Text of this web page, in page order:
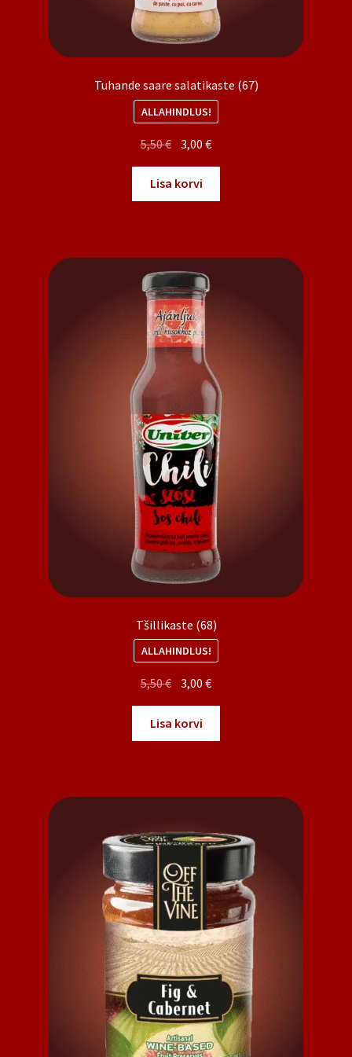
Tuhande saare salatikaste (67)
ALLAHINDLUS!
5,50€ Algne
oli:
5,50 €.
3,00€Praegune
3,00 €.
Lisa korvi
Tšillikaste (68)
ALLAHINDLUS!
5,50€ Algne
oli:
5,50 €.
3,00€Praegune
3,00 €.
Lisa korvi